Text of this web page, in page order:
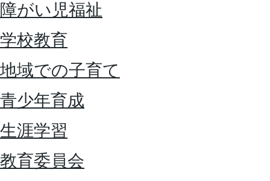
障がい児福祉
学校教育
地域での子育て
青少年育成
生涯学習
教育委員会